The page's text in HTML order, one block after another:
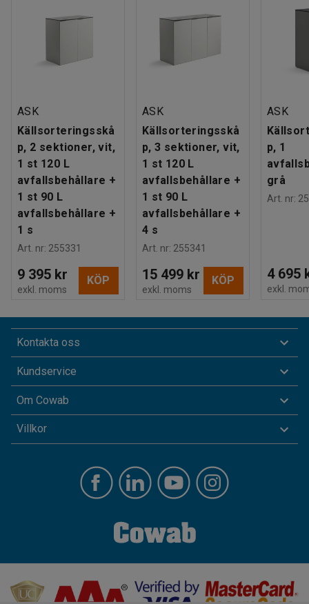
ASK
Källsorteringsskå
p, 2 sektioner, vit,
1 st 120 L
avfallsbehållare +
1 st 90 L
avfallsbehållare +
1 s
Art. nr: 255331
9 395 kr
exkl. moms
KÖP
ASK
Källsorteringsskå
p, 3 sektioner, vit,
1 st 120 L
avfallsbehållare +
1 st 90 L
avfallsbehållare +
4 s
Art. nr: 255341
15 499 kr
exkl. moms
KÖP
ASK
p, 1
grå
Art. nr:
4 695
exkl.
Kontakta oss
Kundservice
Om Cowab
Villkor